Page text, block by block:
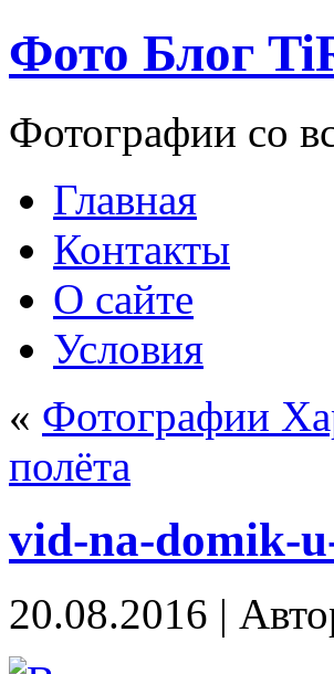
Фото Блог
Фотографии со
Главная
Контакты
О сайте
Условия
« Фотографии
полёта
vid-na-domik-
20.08.2016 |